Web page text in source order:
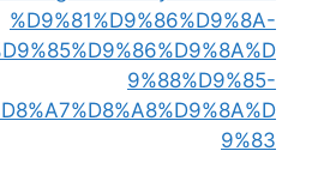
%D9%81%D9%86%D9%8A-
9%88%D9%85-
9%83